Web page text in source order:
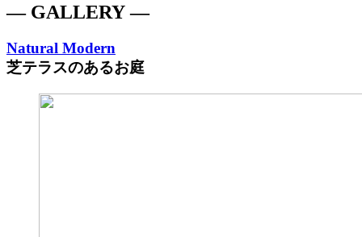
― GALLERY ―
Natural Modern
芝テラスのあるお庭